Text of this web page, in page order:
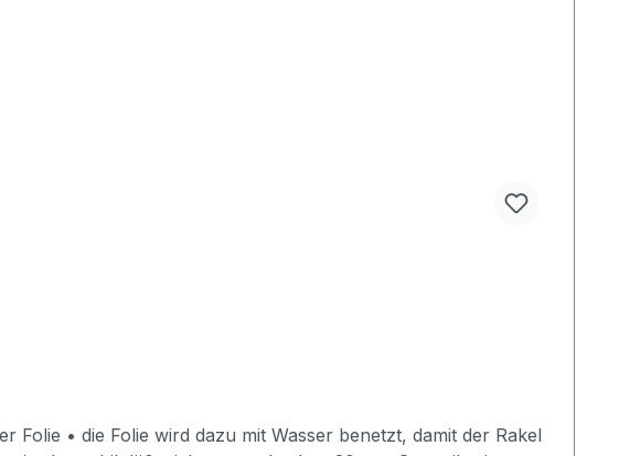
• die Folie wird dazu mit Wasser benetzt, damit der Rakel